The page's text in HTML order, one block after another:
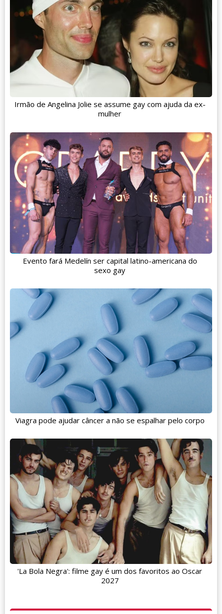
Irmão de Angelina Jolie se assume gay com ajuda da ex-
mulher
Evento fará Medelín ser capital latino-americana do
sexo gay
Viagra pode ajudar câncer a não se espalhar pelo corpo
'La Bola Negra': filme gay é um dos favoritos ao Oscar
2027